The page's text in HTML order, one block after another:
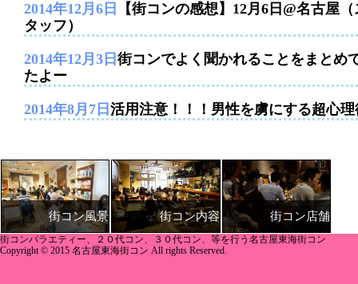
2014年12月6日
【街コンの感想】12月6日@名古屋（
タッフ）
2014年12月3日 街コンでよく聞かれることをまとめ
たよー
2014年8月7日 活用注意！！！男性を虜にする超心理
街コン風景 街コン内容 街コン店舗
街コンバラエティー、２０代コン、３０代コン、等を行う名古屋東海街コン
Copyright © 2015 名古屋東海街コン All rights Reserved.